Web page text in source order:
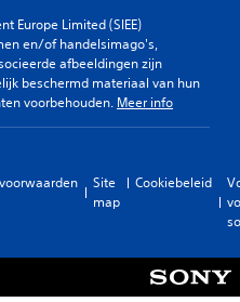
Europe Limited (SIEE)
en/of handelsimago's,
afbeeldingen zijn
beschermd materiaal van hun
voorbehouden. Meer info
Site
map
Cookiebeleid